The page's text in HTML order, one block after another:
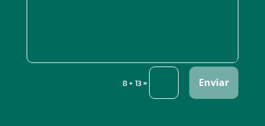
8 + 13= Enviar